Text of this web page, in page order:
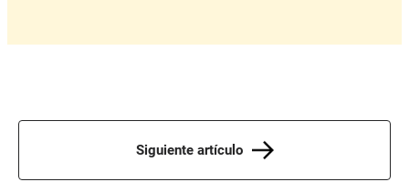
Siguiente artículo